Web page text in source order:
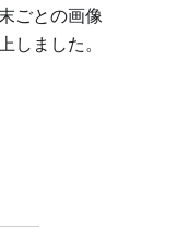
ごとの画像
しました。